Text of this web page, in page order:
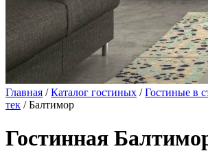
Главная /Каталог гостиных /Гостиные в
тек / Балтимор
Гостинная